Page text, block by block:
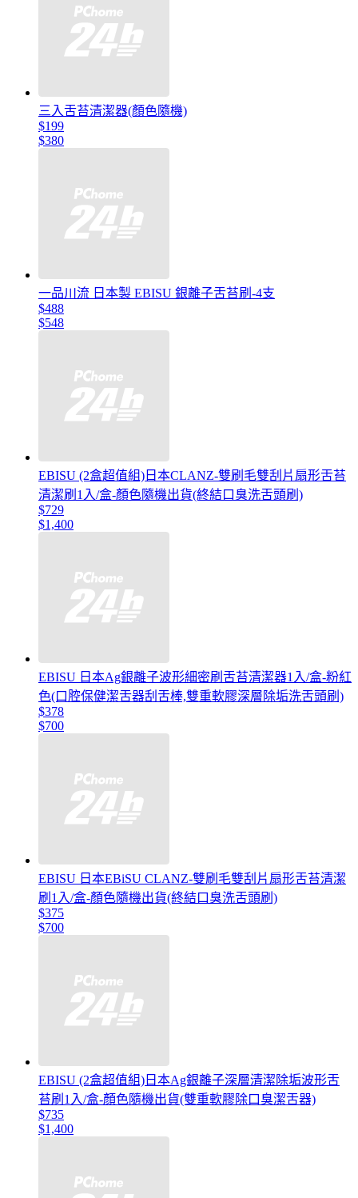
三入舌苔清潔器(顏色隨機)
$199
$380
一品川流 日本製 EBISU 銀離子舌苔刷-4支
$488
$548
EBISU (2盒超值組)日本CLANZ-雙刷毛雙刮片扇形舌苔
清潔刷1入/盒-顏色隨機出貨(終結口臭洗舌頭刷)
$729
$1,400
EBISU 日本Ag銀離子波形細密刷舌苔清潔器1入/盒-粉紅
色(口腔保健潔舌器刮舌棒,雙重軟膠深層除垢洗舌頭刷)
$378
$700
EBISU 日本EBiSU CLANZ-雙刷毛雙刮片扇形舌苔清潔
刷1入/盒-顏色隨機出貨(終結口臭洗舌頭刷)
$375
$700
EBISU (2盒超值組)日本Ag銀離子深層清潔除垢波形舌
苔刷1入/盒-顏色隨機出貨(雙重軟膠除口臭潔舌器)
$735
$1,400